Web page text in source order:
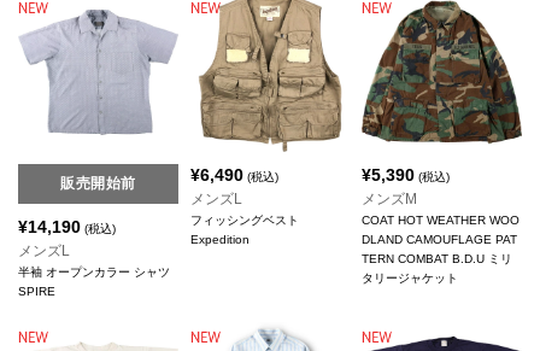
販売開始前
¥14,190 (税込)
メンズL
半袖 オープンカラー シャツ
SPIRE
¥6,490(税込)
メンズL
フィッシングベスト
Expedition
¥5,390 (税込)
メンズM
COAT HOT WEATHER WOO
DLAND CAMOUFLAGE PAT
TERN COMBAT B.D.U ミリ
タリージャケット